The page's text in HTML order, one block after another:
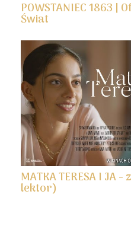
POWSTANIEC 1863 |
Świat
MATKA TERESA I JA
lektor)